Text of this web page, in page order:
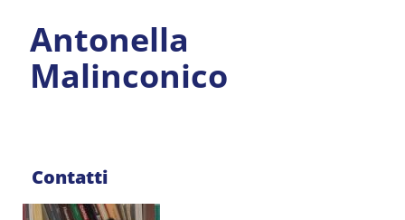
Antonella
Malinconico
Contatti